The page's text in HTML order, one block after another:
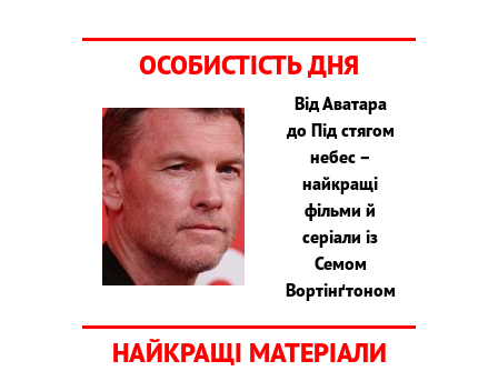
ОСОБИСТІСТЬ ДНЯ
Від Аватара
до Під стягом
небес –
найкращі
фільми й
серіали із
Семом
Вортінґтоном
НАЙКРАЩІ МАТЕРІАЛИ